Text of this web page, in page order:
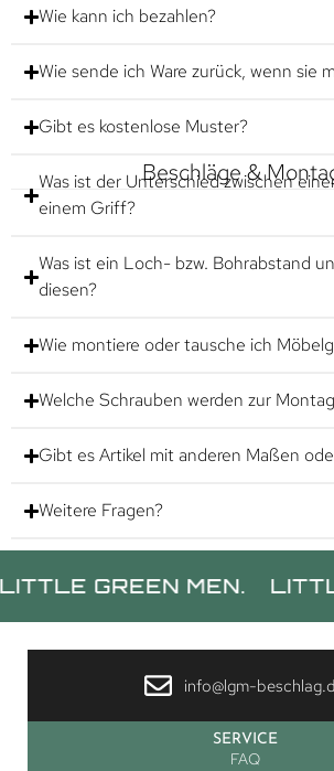
Wie kann ich bezahlen?
Wie sende ich Ware zurück, wenn sie
Gibt es kostenlose Muster?
Beschläge &
Was ist der Unterschied zwischen
einem Griff?
Was ist ein Loch- bzw. Bohrabstand
diesen?
Wie montiere oder tausche ich
Welche Schrauben werden zur
Gibt es Artikel mit anderen Maßen
Weitere Fragen?
GREEN MEN. LITTLE
info@lgm-
SERVICE
FAQ